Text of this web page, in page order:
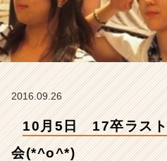
ア
イ
ン
ィ
ー
2016.09.26
10月5日 17卒ラス
会(*^o^*)